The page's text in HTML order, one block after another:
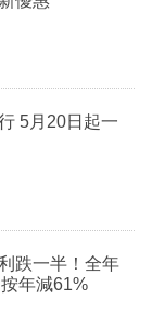
5月20日起一
跌一半！全年
年減61%